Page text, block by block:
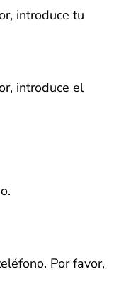
introduce tu
introduce el
Por favor,